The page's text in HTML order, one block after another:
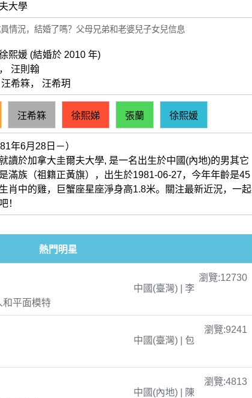
大學
情況，結婚了嗎？父母兄弟和老婆兒子女兒信息
熙媛 (結婚於 2010 年)
汪則翰
希箖， 汪希玥
汪希箖 徐熙娣 張蘭 徐熙媛
年6月28日－）
讀於加拿大圭爾夫大學, 是一名出生於中國(內地)的男其它
滿族（祖籍正黃旗），出生於1981-06-27，今年年齡是45
肖中的雞，巨蟹座星座淨身高1.8米。關注最新近況，一起
！
熱門明星
瀏覽:12730
中國(臺灣) | 李
和平面模特
瀏覽:9241
中國(臺灣) | 包
瀏覽:4813
中國(內地) | 陳